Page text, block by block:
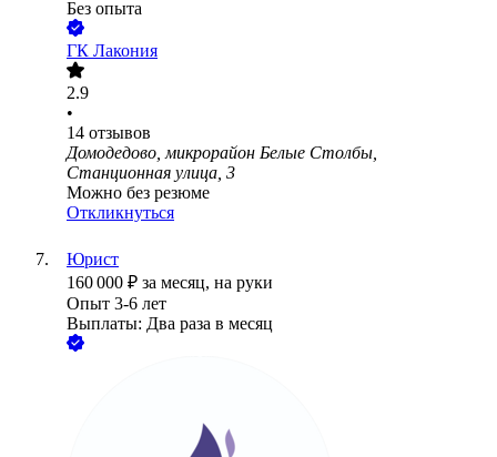
Без опыта
ГК Лакония
2.9
•
14 отзывов
Домодедово, микрорайон Белые Столбы,
Станционная улица, 3
Можно без резюме
Откликнуться
Юрист
160 000 ₽ за месяц, на руки
Опыт 3-6 лет
Выплаты: Два раза в месяц